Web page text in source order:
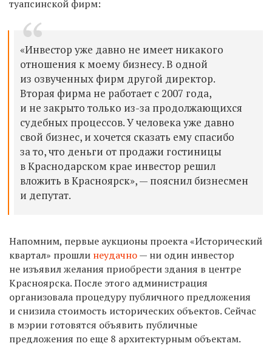
туапсинской фирм:
«Инвестор уже давно не имеет никакого
отношения к моему бизнесу. В одной
из озвученных фирм другой директор.
Вторая фирма не работает с 2007 года,
и не закрыто только из-за продолжающихся
судебных процессов. У человека уже давно
свой бизнес, и хочется сказать ему спасибо
за то, что деньги от продажи гостиницы
в Краснодарском крае инвестор решил
вложить в Красноярск», — пояснил бизнесмен
и депутат.
Напомним, первые аукционы проекта «Исторический
квартал» прошли неудачно— ни один инвестор
не изъявил желания приобрести здания в центре
Красноярска. После этого администрация
организовала процедуру публичного предложения
и снизила стоимость исторических объектов. Сейчас
в мэрии готовятся объявить публичные
предложения по еще 8 архитектурным объектам.